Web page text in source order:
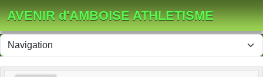
AVENIR d'AMBOISE ATHLETISME